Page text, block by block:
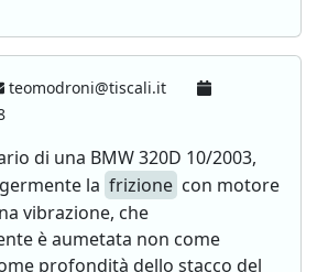
teomodroni@tiscali.it
di una BMW 320D 10/2003,
la frizione con motore
vibrazione, che
è aumetata non come
profondità dello stacco del